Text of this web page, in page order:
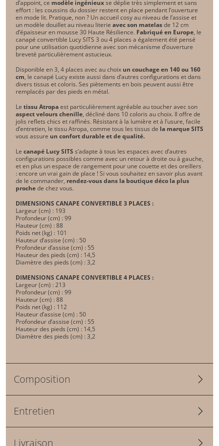
d’appoint, ce modèle ingénieuxse déplie très simplement et sans
effort : les coussins du dossier restent en place pendant l’ouverture
en mode lit. Pratique, non ? Un accueil cosy au niveau de l’assise et
un modèle douillet au niveau literie avec son matelasde 12 cm
d’épaisseur en mousse 30 Haute Résilience. Fabriqué en Europe, le
canapé convertible Lucy SITS 3 ou 4 places a également été pensé
pour une utilisation quotidienne avec son mécanisme d’ouverture
breveté particulièrement astucieux.
Disponible en 3, 4 places avec au choix un couchage en 140 ou 160
cm, le canapé Lucy existe aussi dans d’autres configurations et dans
divers tissus et coloris. Ses piètements en bois peuvent aussi être
remplacés par des pieds en métal.
Le tissu Atropaest particulièrement agréable au toucher avec son
aspect velours chenille, décliné dans 10 coloris au choix. Il offre de
jolis reflets chics et raffinés. Résistant à la lumière et à l’usure, facile
d’entretien, le tissu Atropa, comme tous les tissus de la marque SITS
vous assure un confort durable et de qualité.
Le canapé Lucy SITS s’adapte à tous les espaces avec d’autres
configurations possibles comme avec un retour à droite ou à gauche,
et en plus un espace de rangement pour une couette et des oreillers
: encore un vrai gain de place ! Si vous souhaitez en savoir plus avant
de le commander, rendez-vous dans la boutique déco la plus
prochede chez vous.
DIMENSIONS CANAPE CONVERTIBLE 3 PLACES :
Largeur (cm) : 193
Profondeur (cm) : 99
Hauteur (cm) : 88
Poids net (kg) : 101
Hauteur d’assise (cm) : 50
Profondeur d’assise (cm) : 55
Hauteur des pieds (cm) : 14,5
Diamètre des pieds (cm) : 3,2
DIMENSIONS CANAPE CONVERTIBLE 4 PLACES :
Largeur (cm) : 213
Profondeur (cm) : 99
Hauteur (cm) : 88
Poids net (kg) : 112
Hauteur d’assise (cm) : 50
Profondeur d’assise (cm) : 55
Hauteur des pieds (cm) : 14,5
Diamètre des pieds (cm) : 3,2
Composition
Entretien
Livraison